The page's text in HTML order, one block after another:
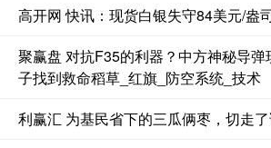
高开网 快讯：现货白银失守84美元/盎
聚赢盘 对抗F35的利器？中方神秘导
子找到救命稻草_红旗_防空系统_技术
利赢汇 为基民省下的三瓜俩枣，切走